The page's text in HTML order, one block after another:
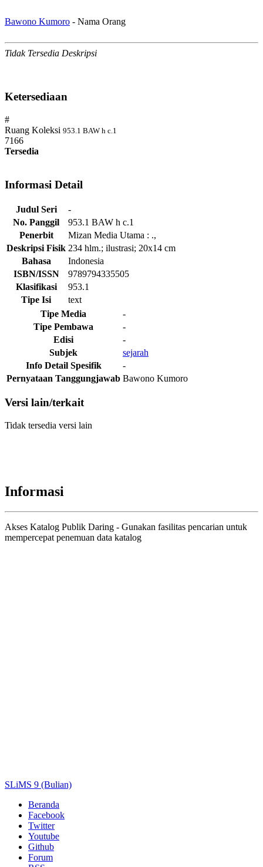
Bawono Kumoro - Nama Orang
Tidak Tersedia Deskripsi
Ketersediaan
#
Ruang Koleksi 953.1 BAW h c.1
7166
Tersedia
Informasi Detail
Judul Seri
-
No. Panggil
953.1 BAW h c.1
Penerbit
Mizan Media Utama : .,
Deskripsi Fisik 234 hlm.; ilustrasi; 20x14 cm
Bahasa
Indonesia
ISBN/ISSN
9789794335505
Klasifikasi
953.1
Tipe Isi
text
Tipe Media
-
Tipe Pembawa
-
Edisi
-
Subjek
sejarah
Info Detail Spesifik
-
Pernyataan Tanggungjawab Bawono Kumoro
Versi lain/terkait
Tidak tersedia versi lain
Informasi
Akses Katalog Publik Daring - Gunakan fasilitas pencarian untuk
mempercepat penemuan data katalog
SLiMS 9 (Bulian)
Beranda
Facebook
Twitter
Youtube
Github
Forum